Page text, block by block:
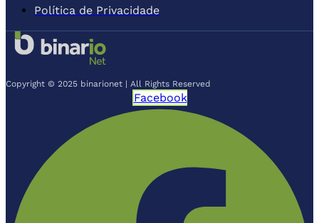
Política de Privacidade
Copyright © 2025 binarionet | All Rights Reserved
Facebook